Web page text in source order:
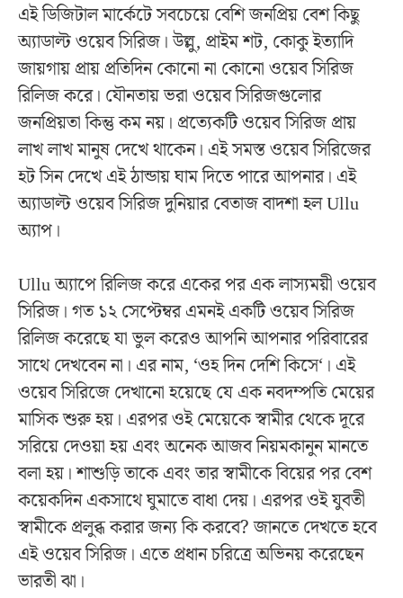
এই ডিজিটাল মার্কেটে সবচেয়ে বেশি জনপ্রিয় বেশ কিছু
অ্যাডাল্ট ওয়েব সিরিজ। উল্লু, প্রাইম শট, কোকু ইত্যাদি
জায়গায় প্রায় প্রতিদিন কোনো না কোনো ওয়েব সিরিজ
রিলিজ করে। যৌনতায় ভরা ওয়েব সিরিজগুলোর
জনপ্রিয়তা কিন্তু কম নয়। প্রত্যেকটি ওয়েব সিরিজ প্রায়
লাখ লাখ মানুষ দেখে থাকেন। এই সমস্ত ওয়েব সিরিজের
হট সিন দেখে এই ঠান্ডায় ঘাম দিতে পারে আপনার। এই
অ্যাডাল্ট ওয়েব সিরিজ দুনিয়ার বেতাজ বাদশা হল Ullu
অ্যাপ।
Ullu অ্যাপে রিলিজ করে একের পর এক লাস্যময়ী ওয়েব
সিরিজ। গত ১২ সেপ্টেম্বর এমনই একটি ওয়েব সিরিজ
রিলিজ করেছে যা ভুল করেও আপনি আপনার পরিবারের
সাথে দেখবেন না। এর নাম, ‘ওহ দিন দেশি কিসে‘। এই
ওয়েব সিরিজে দেখানো হয়েছে যে এক নবদম্পতি মেয়ের
মাসিক শুরু হয়। এরপর ওই মেয়েকে স্বামীর থেকে দূরে
সরিয়ে দেওয়া হয় এবং অনেক আজব নিয়মকানুন মানতে
বলা হয়। শাশুড়ি তাকে এবং তার স্বামীকে বিয়ের পর বেশ
কয়েকদিন একসাথে ঘুমাতে বাধা দেয়। এরপর ওই যুবতী
স্বামীকে প্রলুব্ধ করার জন্য কি করবে? জানতে দেখতে হবে
এই ওয়েব সিরিজ। এতে প্রধান চরিত্রে অভিনয় করেছেন
ভারতী ঝা।